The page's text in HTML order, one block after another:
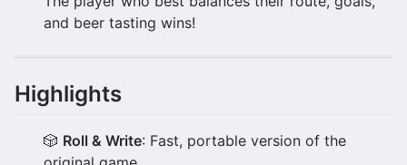
and beer tasting wins!
Highlights
🎲 Roll & Write: Fast, portable version of the